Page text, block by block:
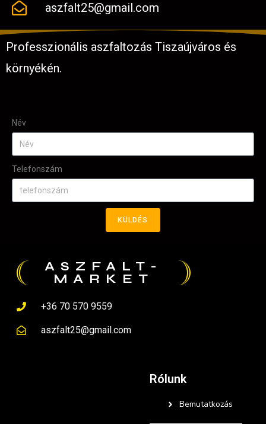
aszfalt25@gmail.com
Professzionális aszfaltozás Tiszaújváros és
környékén.
Név
Telefonszám
KÜLDÉS
ASZFALT-
MARKET
+36 70 570 9559
aszfalt25@gmail.com
Rólunk
Bemutatkozás